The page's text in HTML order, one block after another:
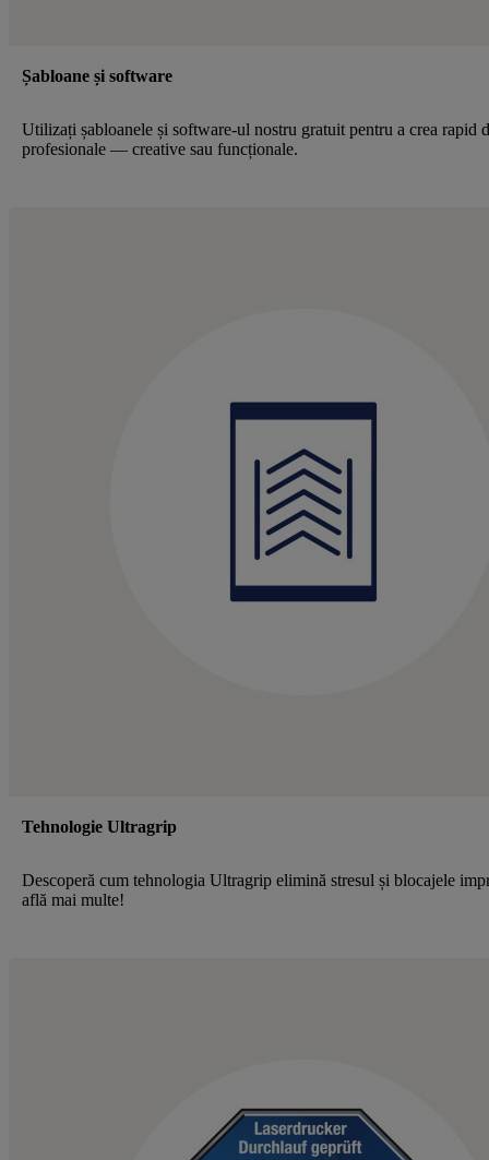
Șabloane și software
Utilizați șabloanele și software-ul nostru gratuit pentru a crea rapid
profesionale — creative sau funcționale.
Tehnologie Ultragrip
Descoperă cum tehnologia Ultragrip elimină stresul și blocajele
află mai multe!